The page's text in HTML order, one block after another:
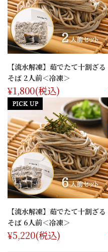
【流水解凍】茹でたて十割ざる
そば 2人前＜冷凍＞
¥1,800(税込)
【流水解凍】茹でたて十割ざる
そば 6人前＜冷凍＞
¥5,220(税込)